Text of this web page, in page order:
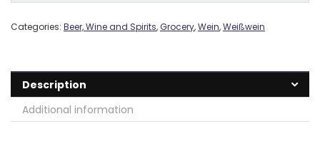
Categories: Beer, Wine and Spirits,Grocery,Wein,Weißwein
Description
Additional information